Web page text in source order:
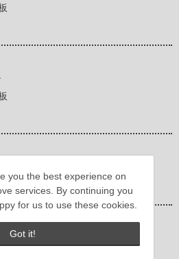
you the best experience on
services. By continuing you
for us to use these cookies.
Got it!